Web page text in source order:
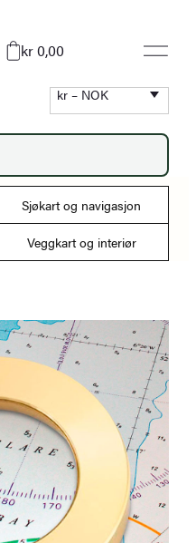
kr 0,00
kr – NOK
Sjøkart og navigasjon
Veggkart og interiør